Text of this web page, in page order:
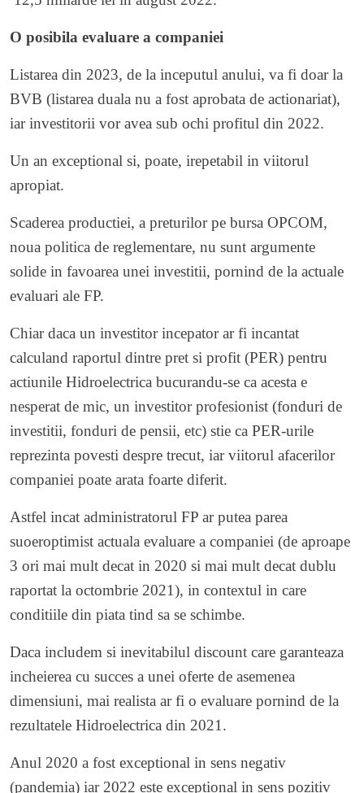
O posibila evaluare a companiei
Listarea din 2023, de la inceputul anului, va fi doar la
BVB (listarea duala nu a fost aprobata de actionariat),
iar investitorii vor avea sub ochi profitul din 2022.
Un an exceptional si, poate, irepetabil in viitorul
apropiat.
Scaderea productiei, a preturilor pe bursa OPCOM,
noua politica de reglementare, nu sunt argumente
solide in favoarea unei investitii, pornind de la actuale
evaluari ale FP.
Chiar daca un investitor incepator ar fi incantat
calculand raportul dintre pret si profit (PER) pentru
actiunile Hidroelectrica bucurandu-se ca acesta e
nesperat de mic, un investitor profesionist (fonduri de
investitii, fonduri de pensii, etc) stie ca PER-urile
reprezinta povesti despre trecut, iar viitorul afacerilor
companiei poate arata foarte diferit.
Astfel incat administratorul FP ar putea parea
suoeroptimist actuala evaluare a companiei (de aproape
3 ori mai mult decat in 2020 si mai mult decat dublu
raportat la octombrie 2021), in contextul in care
conditiile din piata tind sa se schimbe.
Daca includem si inevitabilul discount care garanteaza
incheierea cu succes a unei oferte de asemenea
dimensiuni, mai realista ar fi o evaluare pornind de la
rezultatele Hidroelectrica din 2021.
Anul 2020 a fost exceptional in sens negativ
(pandemia) iar 2022 este exceptional in sens pozitiv